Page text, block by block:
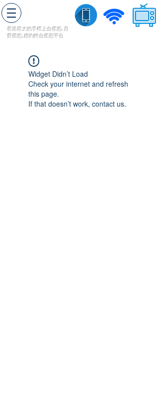
香港最大的手機上台優惠, 月
費優惠,續約轉台優惠平台
Widget Didn’t Load
Check your internet and refresh
this page.
If that doesn’t work, contact us.